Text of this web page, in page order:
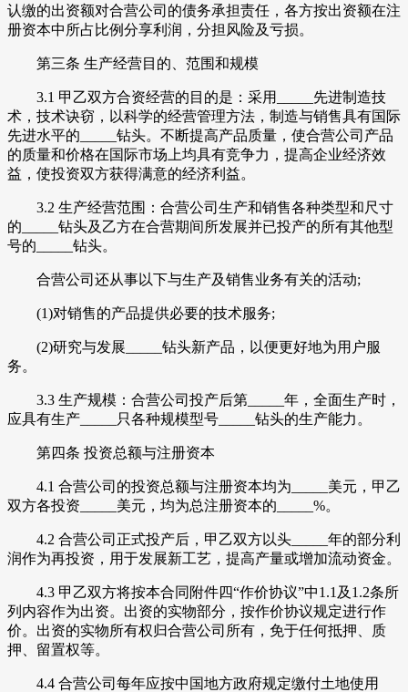
认缴的出资额对合营公司的债务承担责任，各方按出资额在注
册资本中所占比例分享利润，分担风险及亏损。
第三条 生产经营目的、范围和规模
3.1 甲乙双方合资经营的目的是：采用_____先进制造技
术，技术诀窃，以科学的经营管理方法，制造与销售具有国际
先进水平的_____钻头。不断提高产品质量，使合营公司产品
的质量和价格在国际市场上均具有竞争力，提高企业经济效
益，使投资双方获得满意的经济利益。
3.2 生产经营范围：合营公司生产和销售各种类型和尺寸
的_____钻头及乙方在合营期间所发展并已投产的所有其他型
号的_____钻头。
合营公司还从事以下与生产及销售业务有关的活动;
(1)对销售的产品提供必要的技术服务;
(2)研究与发展_____钻头新产品，以便更好地为用户服
务。
3.3 生产规模：合营公司投产后第_____年，全面生产时，
应具有生产_____只各种规模型号_____钻头的生产能力。
第四条 投资总额与注册资本
4.1 合营公司的投资总额与注册资本均为_____美元，甲乙
双方各投资_____美元，均为总注册资本的_____%。
4.2 合营公司正式投产后，甲乙双方以头_____年的部分利
润作为再投资，用于发展新工艺，提高产量或增加流动资金。
4.3 甲乙双方将按本合同附件四“作价协议”中1.1及1.2条所
列内容作为出资。出资的实物部分，按作价协议规定进行作
价。出资的实物所有权归合营公司所有，免于任何抵押、质
押、留置权等。
4.4 合营公司每年应按中国地方政府规定缴付土地使用